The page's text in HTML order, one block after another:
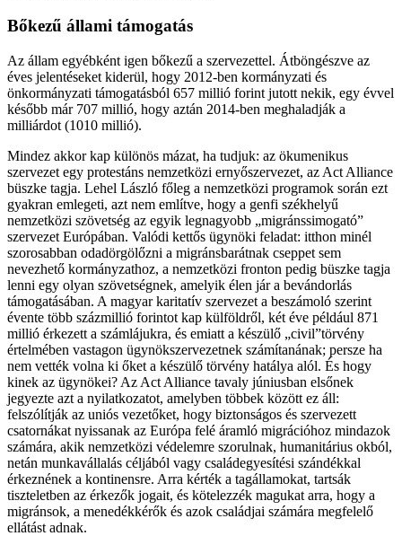
Bőkezű állami támogatás
Az állam egyébként igen bőkezű a szervezettel. Átböngészve az
éves jelentéseket kiderül, hogy 2012-ben kormányzati és
önkormányzati támogatásból 657 millió forint jutott nekik, egy évvel
később már 707 millió, hogy aztán 2014-ben meghaladják a
milliárdot (1010 millió).
Mindez akkor kap különös mázat, ha tudjuk: az ökumenikus
szervezet egy protestáns nemzetközi ernyőszervezet, az Act Alliance
büszke tagja. Lehel László főleg a nemzetközi programok során ezt
gyakran emlegeti, azt nem említve, hogy a genfi székhelyű
nemzetközi szövetség az egyik legnagyobb „migránssimogató”
szervezet Európában. Valódi kettős ügynöki feladat: itthon minél
szorosabban odadörgölőzni a migránsbarátnak cseppet sem
nevezhető kormányzathoz, a nemzetközi fronton pedig büszke tagja
lenni egy olyan szövetségnek, amelyik élen jár a bevándorlás
támogatásában. A magyar karitatív szervezet a beszámoló szerint
évente több százmillió forintot kap külföldről, két éve például 871
millió érkezett a számlájukra, és emiatt a készülő „civil”törvény
értelmében vastagon ügynökszervezetnek számítanának; persze ha
nem vették volna ki őket a készülő törvény hatálya alól. És hogy
kinek az ügynökei? Az Act Alliance tavaly júniusban elsőnek
jegyezte azt a nyilatkozatot, amelyben többek között ez áll:
felszólítják az uniós vezetőket, hogy biztonságos és szervezett
csatornákat nyissanak az Európa felé áramló migrációhoz mindazok
számára, akik nemzetközi védelemre szorulnak, humanitárius okból,
netán munkavállalás céljából vagy családegyesítési szándékkal
érkeznének a kontinensre. Arra kérték a tagállamokat, tartsák
tiszteletben az érkezők jogait, és kötelezzék magukat arra, hogy a
migránsok, a menedékkérők és azok családjai számára megfelelő
ellátást adnak.